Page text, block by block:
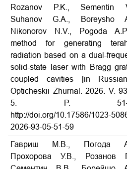
Rozanov P.K., Sementin
Suhanov G.A., Boreysho
Nikonorov N.V., Pogoda
method for generating
radiation based on a dual-
solid-state laser with Bragg
coupled cavities [in
Opticheskii Zhurnal. 2026. V.
5. P.
http://doi.org/10.17586/1023-
2026-93-05-51-59
Гавриш М.В., Погода
Прохорова У.В., Розанов